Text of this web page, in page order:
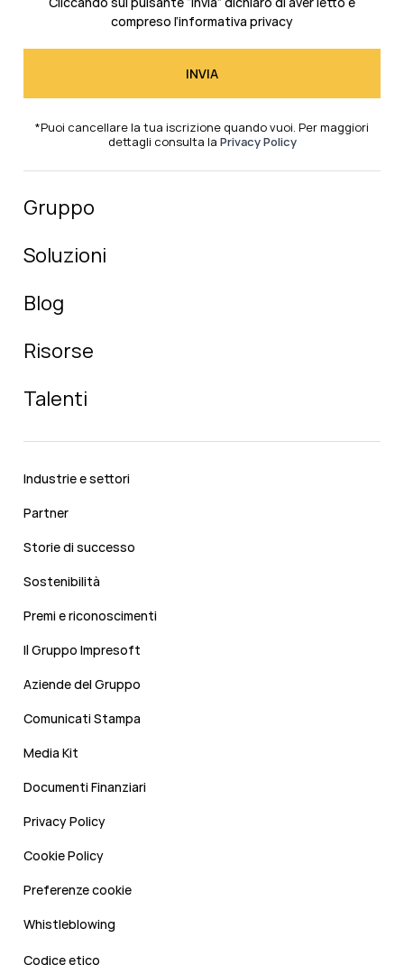
compreso l’informativa privacy
*Puoi cancellare la tua iscrizione quando vuoi. Per maggiori
dettagli consulta la Privacy Policy
Gruppo
Soluzioni
Blog
Risorse
Talenti
Industrie e settori
Partner
Storie di successo
Sostenibilità
Premi e riconoscimenti
Il Gruppo Impresoft
Aziende del Gruppo
Comunicati Stampa
Media Kit
Documenti Finanziari
Privacy Policy
Cookie Policy
Preferenze cookie
Whistleblowing
Codice etico